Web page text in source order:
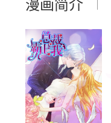
漫画简介